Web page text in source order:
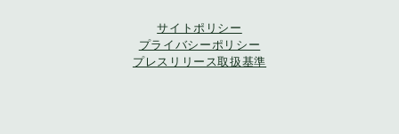
サイトポリシー
プライバシーポリシー
プレスリリース取扱基準